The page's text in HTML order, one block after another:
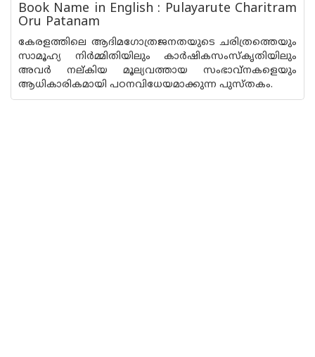
Book Name in English : Pulayarute Charitram
Oru Patanam
കേരളത്തിലെ ആദിമഗോത്രജനതയുടെ ചരിത്രത്തെയും
സാമൂഹ്യ നിര്‍മ്മിതിയിലും കാര്‍ഷികസംസ്കൃതിയിലും
അവര്‍ നല്കിയ മൂല്യവത്തായ സംഭാവ്നകളെയും
ആധികാരികമായി പഠനവിധേയമാക്കുന്ന പുസ്തകം.